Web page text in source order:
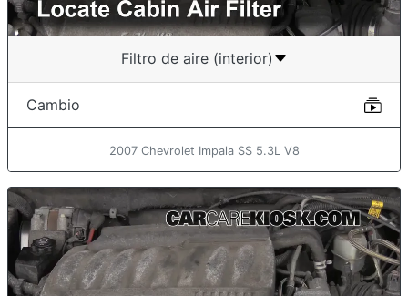
Filtro de aire (interior)
Cambio
2007 Chevrolet Impala SS 5.3L V8